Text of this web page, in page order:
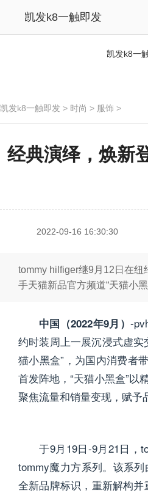
凯发k8一触即发
凯发k8一
凯发k8一触即发 > 时尚 > 服饰 >
经典演绎，焕新
2022-09-16 16:30:30
tommy hilfiger继9月12日在
手天猫新品官方频道“天猫小
中国（2022年9月）-
约时装周上一展沉浸式虚
猫小黑盒”，为国内消费者
首发阵地，“天猫小黑盒”
聚焦流量和销量变现，赋予
于9月19日-9月21日，
tommy魔力方系列。该系
全新品牌标识，重新解构